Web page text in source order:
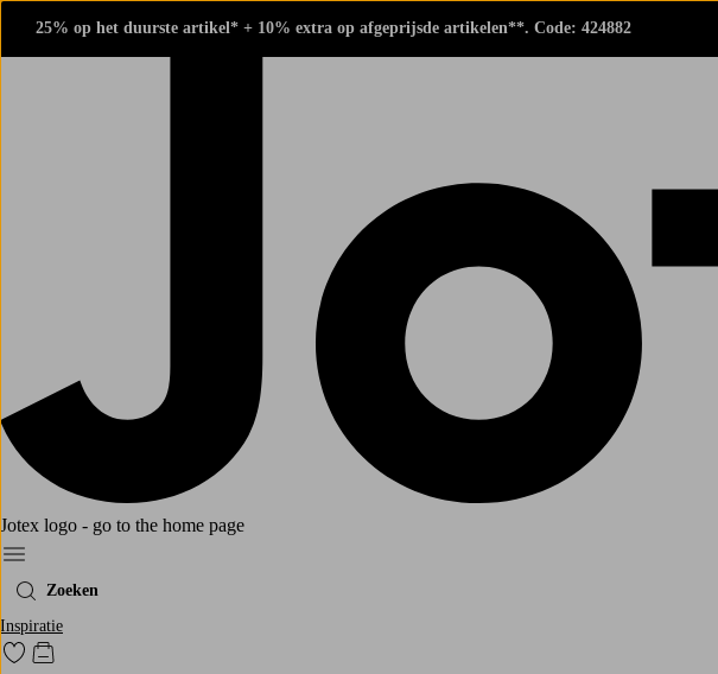
25% op het duurste artikel* + 10% extra op afgeprijsde artikelen**. Code: 424882
Jotex logo - go to the home page
Menu
Zoeken
Inspiratie
Ga naar favoriet gemarkeerde producten
Go to checkout